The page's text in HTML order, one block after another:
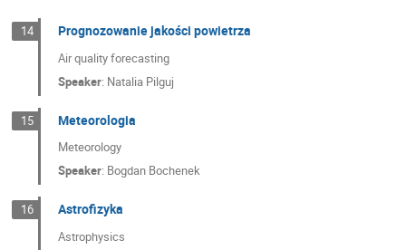
14 Prognozowanie jakości powietrza
Air quality forecasting
Speaker: Natalia Pilguj
15 Meteorologia
Meteorology
Speaker: Bogdan Bochenek
16 Astrofizyka
Astrophysics